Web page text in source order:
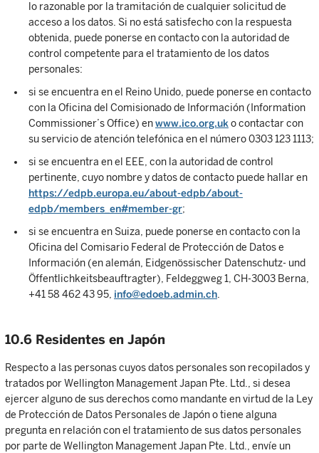
lo razonable por la tramitación de cualquier solicitud de
acceso a los datos. Si no está satisfecho con la respuesta
obtenida, puede ponerse en contacto con la autoridad de
control competente para el tratamiento de los datos
personales:
si se encuentra en el Reino Unido, puede ponerse en contacto
con la Oficina del Comisionado de Información (Information
Commissioner’s Office) enwww.ico.org.uk o contactar con
su servicio de atención telefónica en el número 0303 123 1113;
si se encuentra en el EEE, con la autoridad de control
pertinente, cuyo nombre y datos de contacto puede hallar en
https://edpb.europa.eu/about-edpb/about-
edpb/members_en#member-gr;
si se encuentra en Suiza, puede ponerse en contacto con la
Oficina del Comisario Federal de Protección de Datos e
Información (en alemán, Eidgenössischer Datenschutz- und
Öffentlichkeitsbeauftragter), Feldeggweg 1, CH-3003 Berna,
+41 58 462 43 95, info@edoeb.admin.ch
10.6 Residentes en Japón
Respecto a las personas cuyos datos personales son recopilados y
tratados por Wellington Management Japan Pte. Ltd., si desea
ejercer alguno de sus derechos como mandante en virtud de la Ley
de Protección de Datos Personales de Japón o tiene alguna
pregunta en relación con el tratamiento de sus datos personales
por parte de Wellington Management Japan Pte. Ltd., envíe un